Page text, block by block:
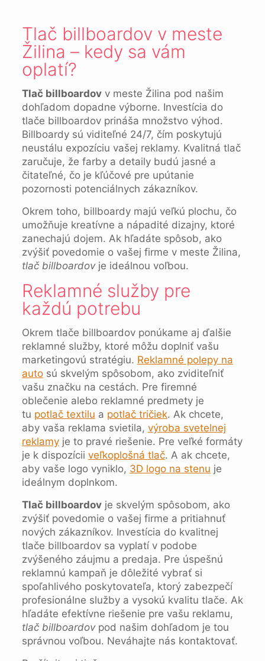
Tlač billboardov v meste
Žilina – kedy sa vám
oplatí?
Tlač billboardovv meste Žilina pod našim
dohľadom dopadne výborne. Investícia do
tlače billboardov prináša množstvo výhod.
Billboardy sú viditeľné 24/7, čím poskytujú
neustálu expozíciu vašej reklamy. Kvalitná tlač
zaručuje, že farby a detaily budú jasné a
čitateľné, čo je kľúčové pre upútanie
pozornosti potenciálnych zákazníkov.
Okrem toho, billboardy majú veľkú plochu, čo
umožňuje kreatívne a nápadité dizajny, ktoré
zanechajú dojem. Ak hľadáte spôsob, ako
zvýšiť povedomie o vašej firme v meste Žilina,
tlač billboardovje ideálnou voľbou.
Reklamné služby pre
každú potrebu
Okrem tlače billboardov ponúkame aj ďalšie
reklamné služby, ktoré môžu doplniť vašu
marketingovú stratégiu. Reklamné polepy na
autosú skvelým spôsobom, ako zviditeľniť
vašu značku na cestách. Pre firemné
oblečenie alebo reklamné predmety je
tu potlač textilu a potlač tričiek. Ak chcete,
aby vaša reklama svietila, výroba svetelnej
reklamyje to pravé riešenie. Pre veľké formáty
je k dispozícii veľkoplošná tlač. A ak chcete,
aby vaše logo vyniklo, 3D logo na stenu je
ideálnym doplnkom.
Tlač billboardovje skvelým spôsobom, ako
zvýšiť povedomie o vašej firme a pritiahnuť
nových zákazníkov. Investícia do kvalitnej
tlače billboardov sa vyplatí v podobe
zvýšeného záujmu a predaja. Pre úspešnú
reklamnú kampaň je dôležité vybrať si
spoľahlivého poskytovateľa, ktorý zabezpečí
profesionálne služby a vysokú kvalitu tlače. Ak
hľadáte efektívne riešenie pre vašu reklamu,
tlač billboardovpod našim dohľadom je tou
správnou voľbou. Neváhajte nás kontaktovať.